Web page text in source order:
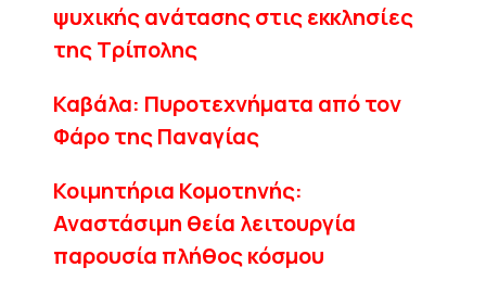
ψυχικής ανάτασης στις εκκλησίες
της Τρίπολης
Καβάλα: Πυροτεχνήματα από τον
Φάρο της Παναγίας
Κοιμητήρια Κομοτηνής:
Αναστάσιμη θεία λειτουργία
παρουσία πλήθος κόσμου